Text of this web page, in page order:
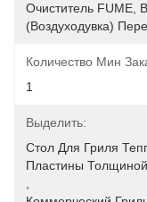
Очиститель FUME,
(воздуходувка)
Количество Мин
1
Выделить:
Стол Для Гриля
Пластины